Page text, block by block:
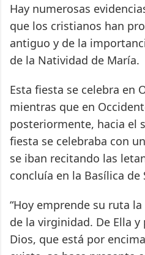
Hay numerosas
que los cristianos han
antiguo y de la
de la Natividad de María.
Esta fiesta se celebra en
mientras que en
posteriormente, hacia el
fiesta se celebraba con
se iban recitando las
concluía en la Basílica de
“Hoy emprende su ruta
de la virginidad. De Ella
Dios, que está por